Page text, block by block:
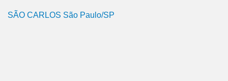
SÃO CARLOS São Paulo/SP